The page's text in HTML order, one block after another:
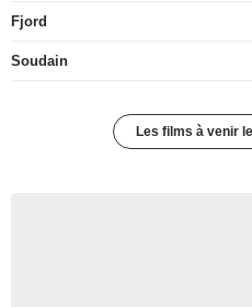
Fjord
Soudain
Les films à venir